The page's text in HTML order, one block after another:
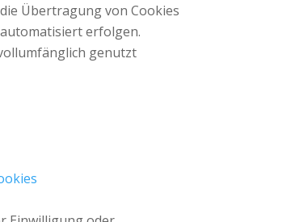
Übertragung von Cookies
erfolgen.
genutzt